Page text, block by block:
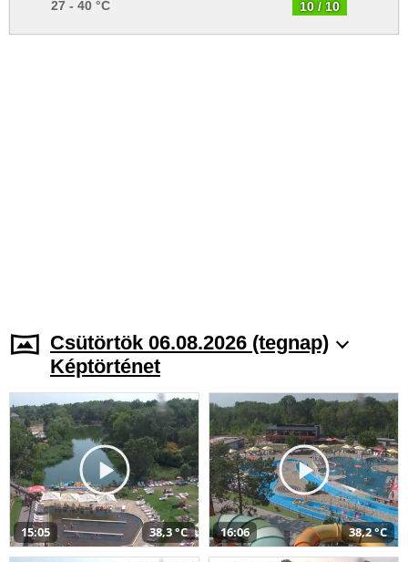
10 / 10
27 - 40 °C
Csütörtök 06.08.2026 (tegnap)
Képtörténet
15:05 38,3 °C 16:06 38,2 °C